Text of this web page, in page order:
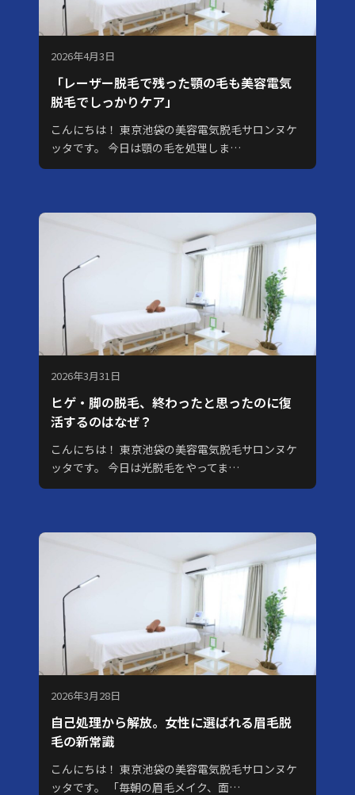
2026年4月3日
「レーザー脱毛で残った顎の毛も美容電気
脱毛でしっかりケア」
こんにちは！ 東京池袋の美容電気脱毛サロンヌケ
ッタです。 今日は顎の毛を処理しま…
2026年3月31日
ヒゲ・脚の脱毛、終わったと思ったのに復
活するのはなぜ？
こんにちは！ 東京池袋の美容電気脱毛サロンヌケ
ッタです。 今日は光脱毛をやってま…
2026年3月28日
自己処理から解放。女性に選ばれる眉毛脱
毛の新常識
こんにちは！ 東京池袋の美容電気脱毛サロンヌケ
ッタです。 「毎朝の眉毛メイク、面…